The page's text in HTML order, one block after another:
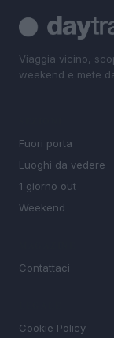
Viaggia vicino,
weekend e mete
Fuori porta
Luoghi da vedere
1 giorno out
Weekend
Contattaci
Cookie Policy